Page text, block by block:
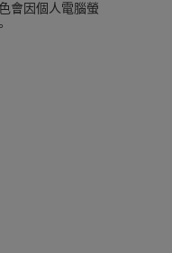
會因個人電腦螢